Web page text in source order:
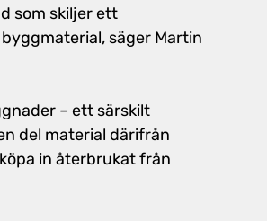
som skiljer ett
säger Martin
– ett särskilt
del material därifrån
in återbrukat från